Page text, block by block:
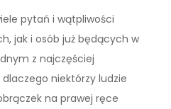
pytań i wątpliwości
jak i osób już będących w
z najczęściej
niektórzy ludzie
na prawej ręce